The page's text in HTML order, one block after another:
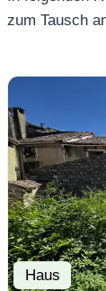
zum Tausch
Haus